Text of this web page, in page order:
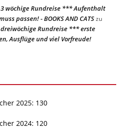
wöchige Rundreise *** Aufenthalt
passen! - BOOKS AND CATSzu
Rundreise *** erste
Ausflüge und viel Vorfreude!
2025: 130
2024: 120